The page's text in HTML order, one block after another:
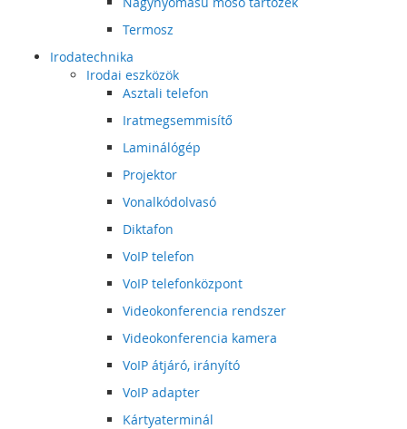
Termosz
Irodatechnika
Irodai eszközök
Asztali telefon
Iratmegsemmisítő
Laminálógép
Projektor
Vonalkódolvasó
Diktafon
VoIP telefon
VoIP telefonközpont
Videokonferencia rendszer
Videokonferencia kamera
VoIP átjáró, irányító
VoIP adapter
Kártyaterminál